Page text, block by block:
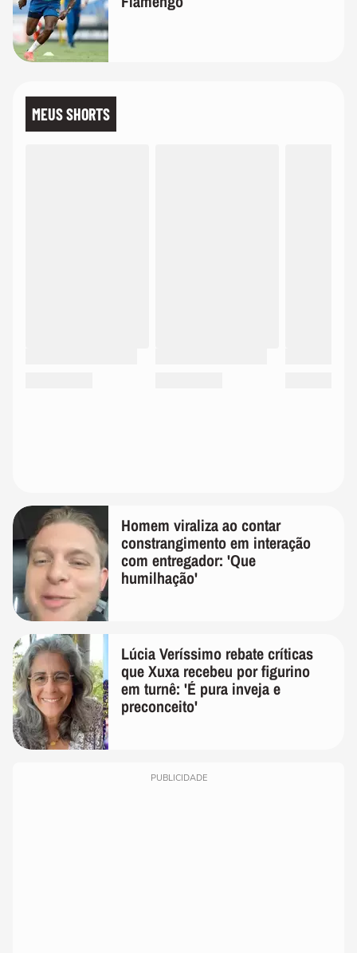
MEUS SHORTS
Homem viraliza ao contar
constrangimento em interação
com entregador: 'Que
humilhação'
Lúcia Veríssimo rebate críticas
que Xuxa recebeu por figurino
em turnê: 'É pura inveja e
preconceito'
PUBLICIDADE